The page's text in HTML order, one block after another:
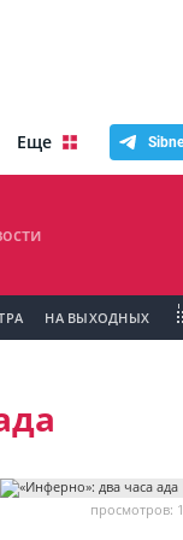
Еще
НА ВЫХОДНЫХ
просмотров: